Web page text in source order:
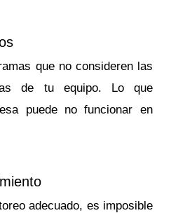
que no consideren las
de tu equipo. Lo que
puede no funcionar en
adecuado, es imposible